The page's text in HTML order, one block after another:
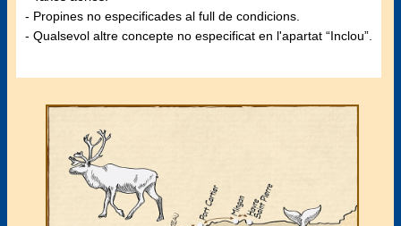
- Propines no especificades al full de condicions.
- Qualsevol altre concepte no especificat en l'apartat “Inclou”.